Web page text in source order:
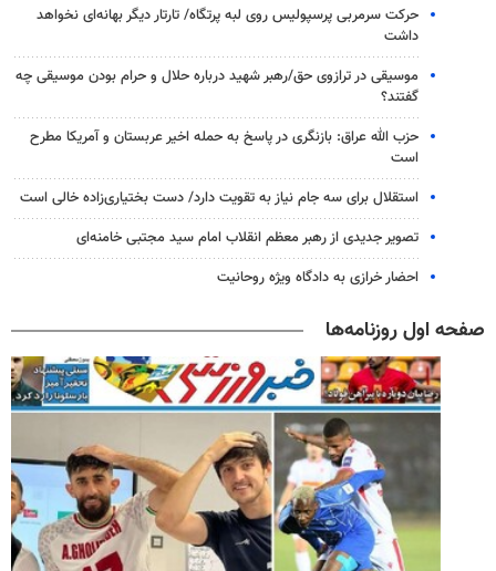
حرکت سرمربی پرسپولیس روی لبه پرتگاه/ تارتار دیگر بهانه‌ای نخواهد
داشت
موسیقی در ترازوی حق/رهبر شهید درباره حلال و حرام بودن موسیقی چه
گفتند؟
حزب الله عراق: بازنگری در پاسخ به حمله اخیر عربستان و آمریکا مطرح
است
استقلال برای سه جام نیاز به تقویت دارد/ دست بختیاری‌زاده خالی است
تصویر جدیدی از رهبر معظم انقلاب امام سید مجتبی خامنه‌ای
احضار خرازی به دادگاه ویژه روحانیت
صفحه اول روزنامه‌ها